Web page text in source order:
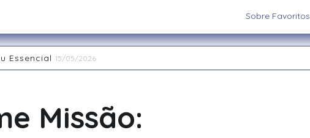
Sobre Favoritos
Essencial 15/05/2026
15/05/2026
Pela Interpretação de Papéis e a Construção de Mundos
Restaurant Week acontece até 20 de abril na região
Missão: